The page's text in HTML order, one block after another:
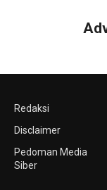
Redaksi
Disclaimer
Pedoman Media
Siber